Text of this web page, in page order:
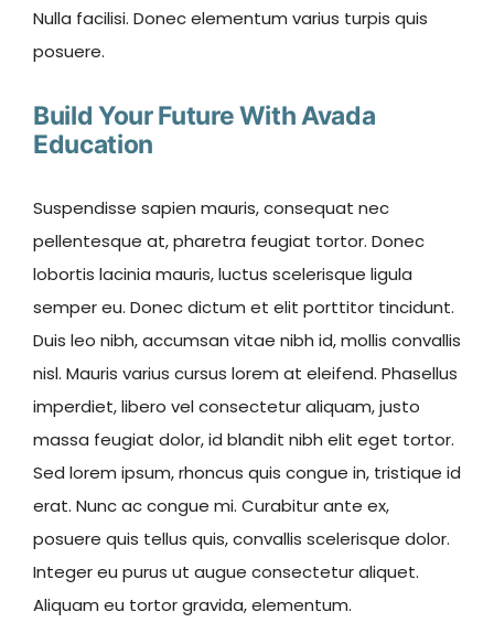
Nulla facilisi. Donec elementum varius turpis quis
posuere.
Build Your Future With Avada
Education
Suspendisse sapien mauris, consequat nec
pellentesque at, pharetra feugiat tortor. Donec
lobortis lacinia mauris, luctus scelerisque ligula
semper eu. Donec dictum et elit porttitor tincidunt.
Duis leo nibh, accumsan vitae nibh id, mollis convallis
nisl. Mauris varius cursus lorem at eleifend. Phasellus
imperdiet, libero vel consectetur aliquam, justo
massa feugiat dolor, id blandit nibh elit eget tortor.
Sed lorem ipsum, rhoncus quis congue in, tristique id
erat. Nunc ac congue mi. Curabitur ante ex,
posuere quis tellus quis, convallis scelerisque dolor.
Integer eu purus ut augue consectetur aliquet.
Aliquam eu tortor gravida, elementum.